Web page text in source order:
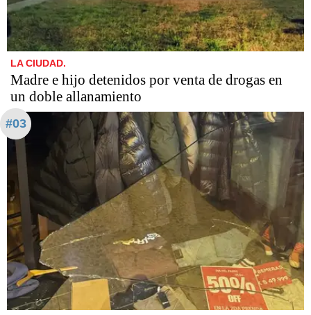
LA CIUDAD.
Madre e hijo detenidos por venta de drogas en
un doble allanamiento
#03